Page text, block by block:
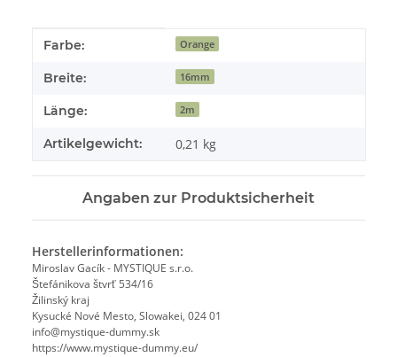
Produkteigenschaft
Wert
Farbe: Orange
Breite: 16mm
Länge: 2m
Artikelgewicht: 0,21 kg
Angaben zur Produktsicherheit
Herstellerinformationen:
Miroslav Gacík - MYSTIQUE s.r.o.
Štefánikova štvrť 534/16
Žilinský kraj
Kysucké Nové Mesto, Slowakei, 024 01
info@mystique-dummy.sk
https://www.mystique-dummy.eu/